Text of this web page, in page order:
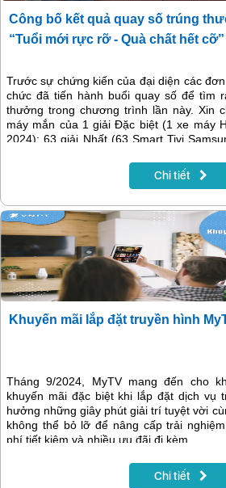
Công bố kết quả quay số trúng
“Tuổi mới rực rỡ - Quà chất hết cỡ”
Trước sự chứng kiến của đại diện các
chức đã tiến hành buổi quay số để tìm
thưởng trong chương trình lần này. Xin
máy mắn của 1 giải Đặc biệt (1 xe máy
2024); 63 giải Nhất (63 Smart Tivi
Chi tiết
Khuyến mãi lắp đặt truyền hình
Tháng 9/2024, MyTV mang đến cho
khuyến mãi đặc biệt khi lắp đặt dịch vụ
hưởng những giây phút giải trí tuyệt vời
không thể bỏ lỡ để nâng cấp trải
phí tiết kiệm và nhiều ưu đãi đi kèm.
Chi tiết